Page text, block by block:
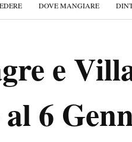
DOVE MANGIARE
e
6